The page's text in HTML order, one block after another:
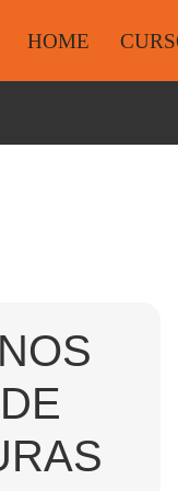
HOME